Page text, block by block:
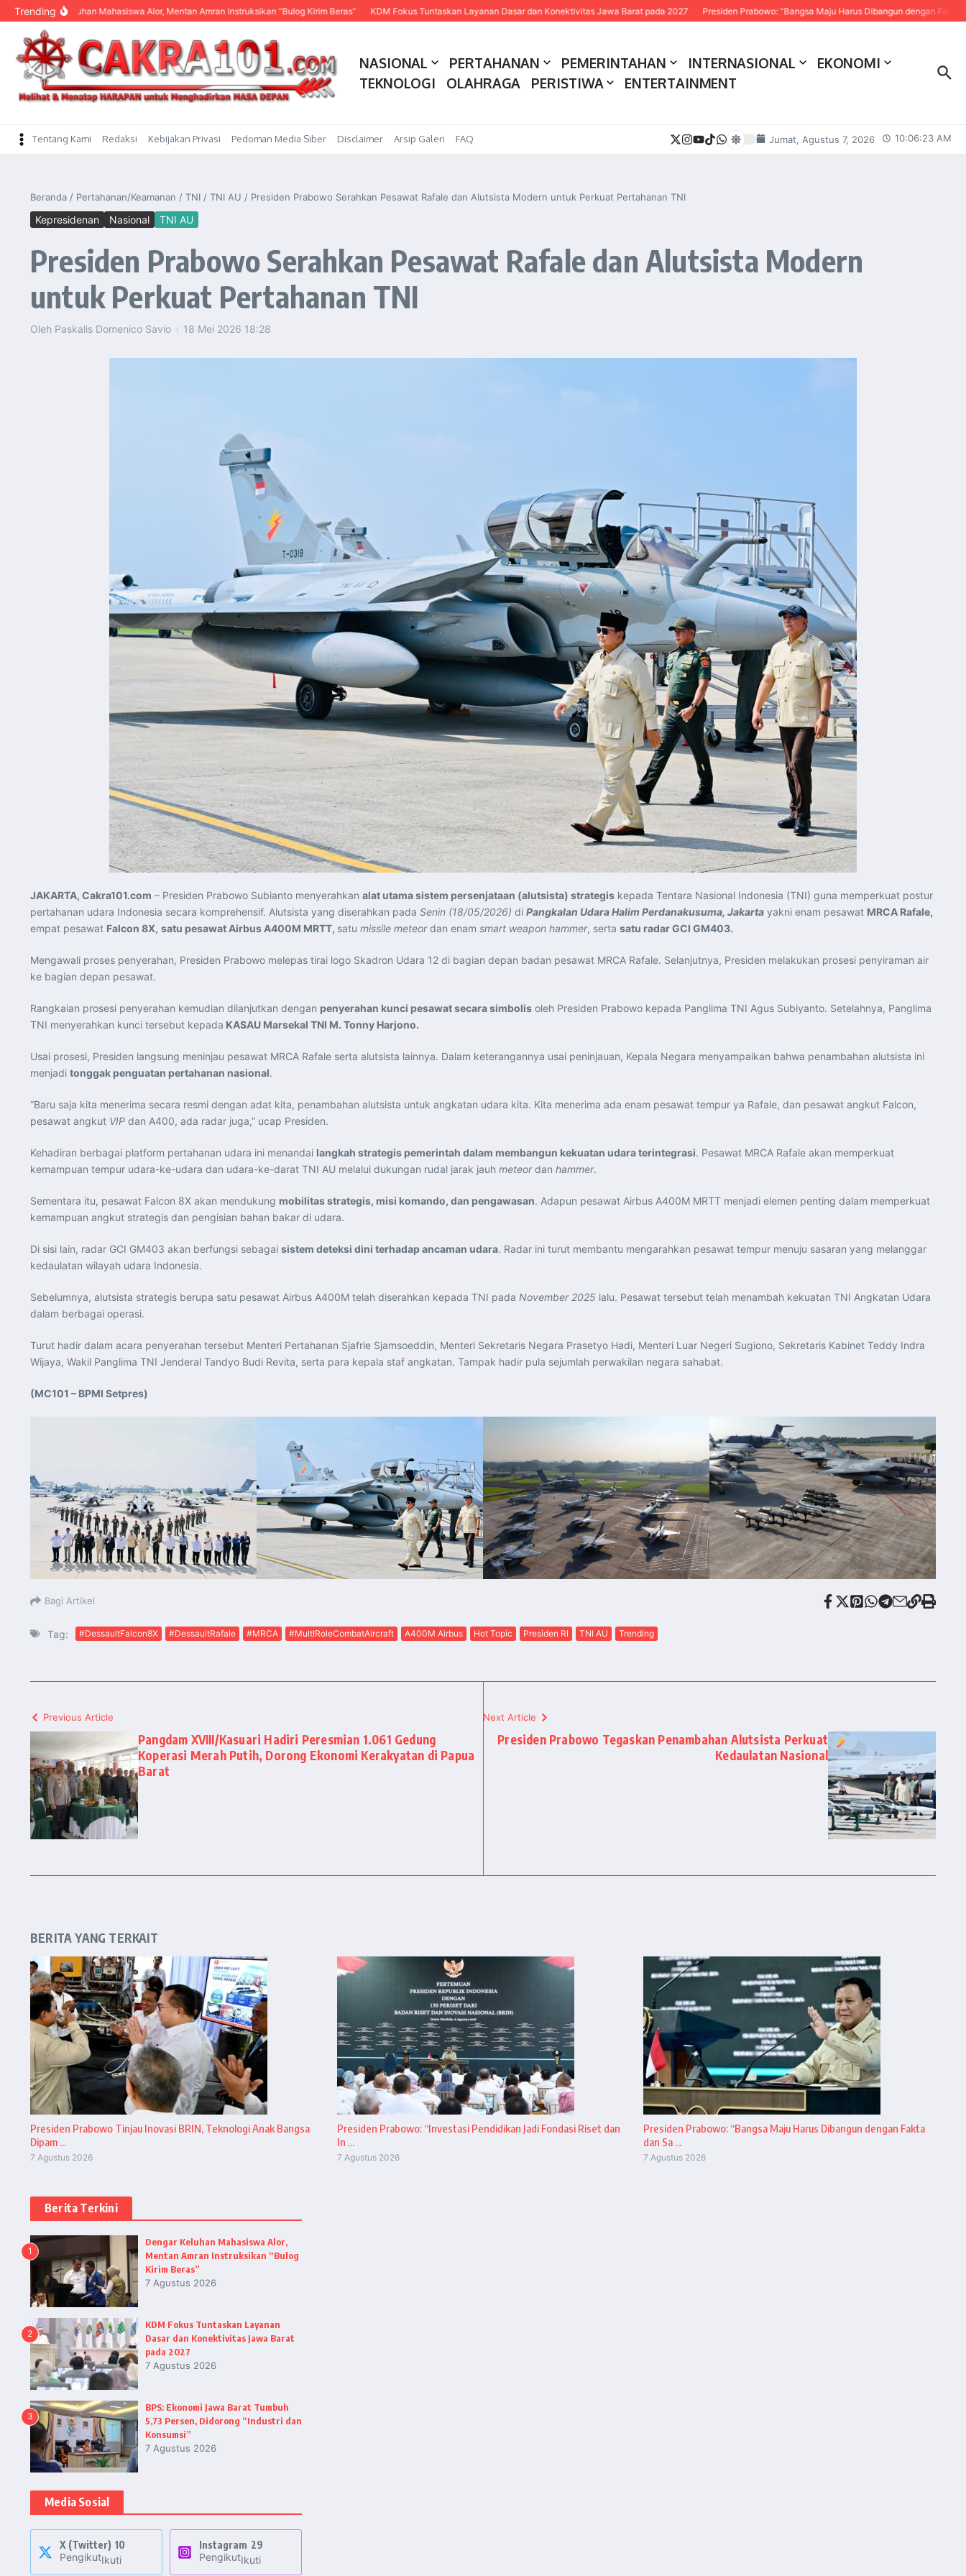
content
Trending
Keluhan Mahasiswa Alor, Mentan Amran Instruksikan “Bulog Kirim Beras” KDM Fokus Tuntaskan Layanan Dasar dan Konektivitas Jawa Barat pada 2027 Presiden Prabowo: “Bangsa Maju Harus Dibangun dengan Fakta dan Sains”
NASIONAL PERTAHANAN PEMERINTAHAN INTERNASIONAL
EKONOMI
TEKNOLOGI
OLAHRAGA PERISTIWA ENTERTAINMENT
Tentang Kami Redaksi Kebijakan Privasi Pedoman Media Siber Disclaimer Arsip Galeri FAQ Jumat, Agustus 7, 2026 10:06:24 AM
Beranda / Pertahanan/Keamanan / TNI / TNI AU / Presiden Prabowo Serahkan Pesawat Rafale dan Alutsista Modern untuk Perkuat Pertahanan TNI
Kepresidenan Nasional TNI AU
Presiden Prabowo Serahkan Pesawat Rafale dan Alutsista Modern
untuk Perkuat Pertahanan TNI
Oleh Paskalis Domenico Savio 18 Mei 2026 18:28
JAKARTA, Cakra101.com – Presiden Prabowo Subianto menyerahkan alat utama sistem persenjataan (alutsista) strategis kepada Tentara Nasional Indonesia (TNI) guna memperkuat postur
pertahanan udara Indonesia secara komprehensif. Alutsista yang diserahkan pada Senin (18/05/2026) di Pangkalan Udara Halim Perdanakusuma, Jakarta yakni enam pesawat MRCA Rafale,
empat pesawat Falcon 8X, satu pesawat Airbus A400M MRTT, satu missile meteordan enam smart weapon hammer, serta satu radar GCI GM403.
Mengawali proses penyerahan, Presiden Prabowo melepas tirai logo Skadron Udara 12 di bagian depan badan pesawat MRCA Rafale. Selanjutnya, Presiden melakukan prosesi penyiraman air
ke bagian depan pesawat.
Rangkaian prosesi penyerahan kemudian dilanjutkan dengan penyerahan kunci pesawat secara simbolis oleh Presiden Prabowo kepada Panglima TNI Agus Subiyanto. Setelahnya, Panglima
TNI menyerahkan kunci tersebut kepada KASAU Marsekal TNI M. Tonny Harjono.
Usai prosesi, Presiden langsung meninjau pesawat MRCA Rafale serta alutsista lainnya. Dalam keterangannya usai peninjauan, Kepala Negara menyampaikan bahwa penambahan alutsista ini
menjadi tonggak penguatan pertahanan nasional.
“Baru saja kita menerima secara resmi dengan adat kita, penambahan alutsista untuk angkatan udara kita. Kita menerima ada enam pesawat tempur ya Rafale, dan pesawat angkut Falcon,
pesawat angkut VIP dan A400, ada radar juga,” ucap Presiden.
Kehadiran berbagai platform pertahanan udara ini menandai langkah strategis pemerintah dalam membangun kekuatan udara terintegrasi. Pesawat MRCA Rafale akan memperkuat
kemampuan tempur udara-ke-udara dan udara-ke-darat TNI AU melalui dukungan rudal jarak jauh meteordan hammer.
Sementara itu, pesawat Falcon 8X akan mendukung mobilitas strategis, misi komando, dan pengawasan. Adapun pesawat Airbus A400M MRTT menjadi elemen penting dalam memperkuat
kemampuan angkut strategis dan pengisian bahan bakar di udara.
Di sisi lain, radar GCI GM403 akan berfungsi sebagai sistem deteksi dini terhadap ancaman udara. Radar ini turut membantu mengarahkan pesawat tempur menuju sasaran yang melanggar
kedaulatan wilayah udara Indonesia.
Sebelumnya, alutsista strategis berupa satu pesawat Airbus A400M telah diserahkan kepada TNI pada November 2025 lalu. Pesawat tersebut telah menambah kekuatan TNI Angkatan Udara
dalam berbagai operasi.
Turut hadir dalam acara penyerahan tersebut Menteri Pertahanan Sjafrie Sjamsoeddin, Menteri Sekretaris Negara Prasetyo Hadi, Menteri Luar Negeri Sugiono, Sekretaris Kabinet Teddy Indra
Wijaya, Wakil Panglima TNI Jenderal Tandyo Budi Revita, serta para kepala staf angkatan. Tampak hadir pula sejumlah perwakilan negara sahabat.
(MC101 – BPMI Setpres)
Bagi Artikel
Tag: #DessaultFalcon8X #DessaultRafale #MRCA #MultIRoleCombatAircraft A400M Airbus Hot Topic Presiden RI TNI AU Trending
Previous Article
Pangdam XVIII/Kasuari Hadiri Peresmian 1.061 Gedung
Koperasi Merah Putih, Dorong Ekonomi Kerakyatan di Papua
Barat
Next Article
Presiden Prabowo Tegaskan Penambahan Alutsista Perkuat
Kedaulatan Nasional
BERITA YANG TERKAIT
Presiden Prabowo Tinjau Inovasi BRIN, Teknologi Anak Bangsa
Dipam ...
7 Agustus 2026
Presiden Prabowo: “Investasi Pendidikan Jadi Fondasi Riset dan
In ...
7 Agustus 2026
Presiden Prabowo: “Bangsa Maju Harus Dibangun dengan Fakta
dan Sa ...
7 Agustus 2026
Berita Terkini
1
Dengar Keluhan Mahasiswa Alor,
Mentan Amran Instruksikan “Bulog
Kirim Beras”
7 Agustus 2026
2
KDM Fokus Tuntaskan Layanan
Dasar dan Konektivitas Jawa Barat
pada 2027
7 Agustus 2026
3
BPS: Ekonomi Jawa Barat Tumbuh
5,73 Persen, Didorong “Industri dan
Konsumsi”
7 Agustus 2026
Media Sosial
X (Twitter) 10
PengikutIkuti
Instagram 29
PengikutIkuti